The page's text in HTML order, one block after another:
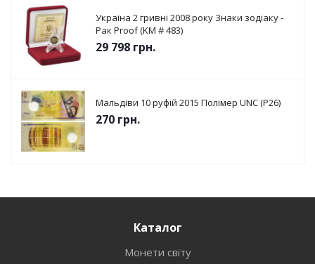
Україна 2 гривні 2008 року Знаки зодіаку -
Рак Proof (KM # 483)
29 798 грн.
Мальдіви 10 руфій 2015 Полімер UNC (P26)
270 грн.
Каталог
Монети світу